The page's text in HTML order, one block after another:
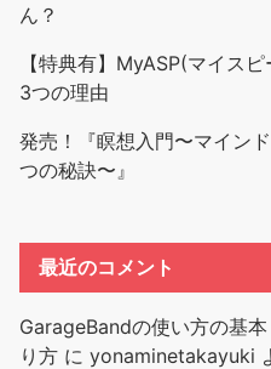
ん？
【特典有】MyASP(マイス
3つの理由
発売！『瞑想入門〜マイン
つの秘訣〜』
最近のコメント
GarageBandの使い方の基
り方 に yonaminetakayuki